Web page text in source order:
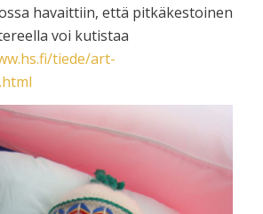
havaittiin, että pitkäkestoinen
voi kutistaa
tiede/art-